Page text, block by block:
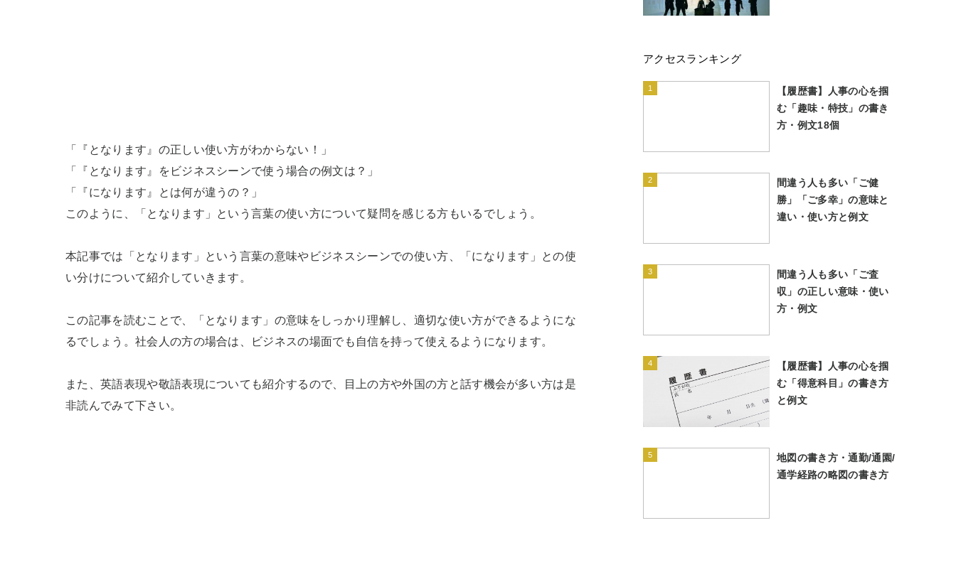
「『となります』の正しい使い方がわからない！」
「『となります』をビジネスシーンで使う場合の例文は？」
「『になります』とは何が違うの？」
このように、「となります」という言葉の使い方について疑問を感じる方もいるでしょう。
本記事では「となります」という言葉の意味やビジネスシーンでの使い方、「になります」との使
い分けについて紹介していきます。
この記事を読むことで、「となります」の意味をしっかり理解し、適切な使い方ができるようにな
るでしょう。社会人の方の場合は、ビジネスの場面でも自信を持って使えるようになります。
また、英語表現や敬語表現についても紹介するので、目上の方や外国の方と話す機会が多い方は是
非読んでみて下さい。
アクセスランキング
1
【履歴書】人事の心を掴
む「趣味・特技」の書き
方・例文18個
2
間違う人も多い「ご健
勝」「ご多幸」の意味と
違い・使い方と例文
3
間違う人も多い「ご査
収」の正しい意味・使い
方・例文
4
【履歴書】人事の心を掴
む「得意科目」の書き方
と例文
5
地図の書き方・通勤/通園/
通学経路の略図の書き方